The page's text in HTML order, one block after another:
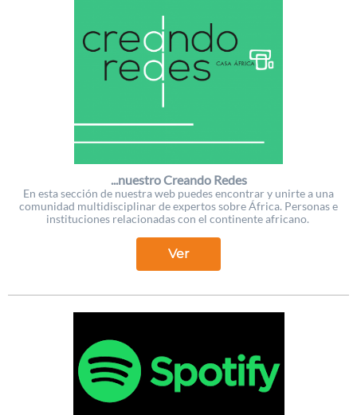
...nuestro Creando Redes
En esta sección de nuestra web puedes encontrar y unirte a una
comunidad multidisciplinar de expertos sobre África. Personas e
instituciones relacionadas con el continente africano.
Ver